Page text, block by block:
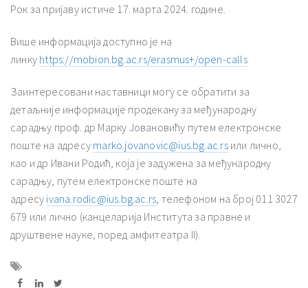
Рок за пријаву истиче 17. марта 2024. године.
Више информација доступно је на
линку https://mobion.bg.ac.rs/erasmus+/open-calls
Заинтересовани наставници могу се обратити за
детаљније информације продекану за међународну
сарадњу проф. др Марку Јовановићу путем електронске
поште на адресу marko.jovanovic@ius.bg.ac.rsили лично,
као и др Ивани Родић, која је задужена за међународну
сарадњу, путем електронске поште на
адресу ivana.rodic@ius.bg.ac.rs , телефоном на број 011 3027
679 или лично (канцеларија Института за правне и
друштвене науке, поред амфитеатра II).